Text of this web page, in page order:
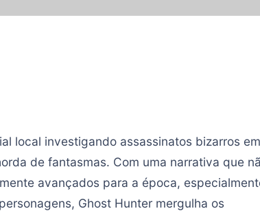
local investigando assassinatos bizarros em
de fantasmas. Com uma narrativa que
avançados para a época,
Ghost Hunter mergulha os